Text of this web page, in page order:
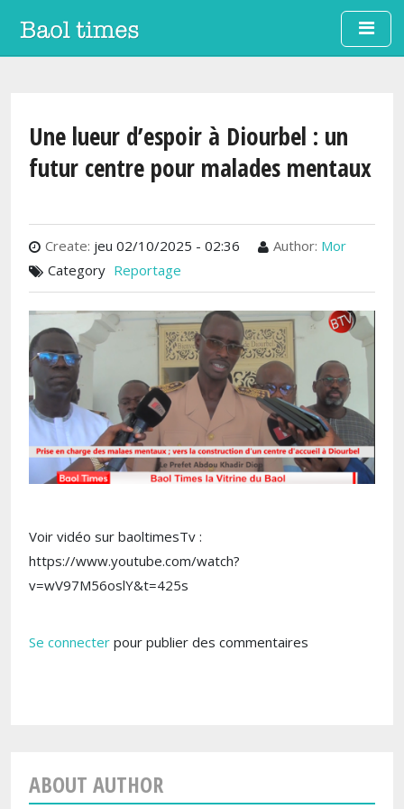
Aller au contenu principal
Une lueur d’espoir à Diourbel : un
futur centre pour malades mentaux
Create: jeu 02/10/2025 - 02:36 Author: Mor
Category Reportage
Voir vidéo sur baoltimesTv :
https://www.youtube.com/watch?
v=wV97M56oslY&t=425s
Se connecter pour publier des commentaires
ABOUT AUTHOR